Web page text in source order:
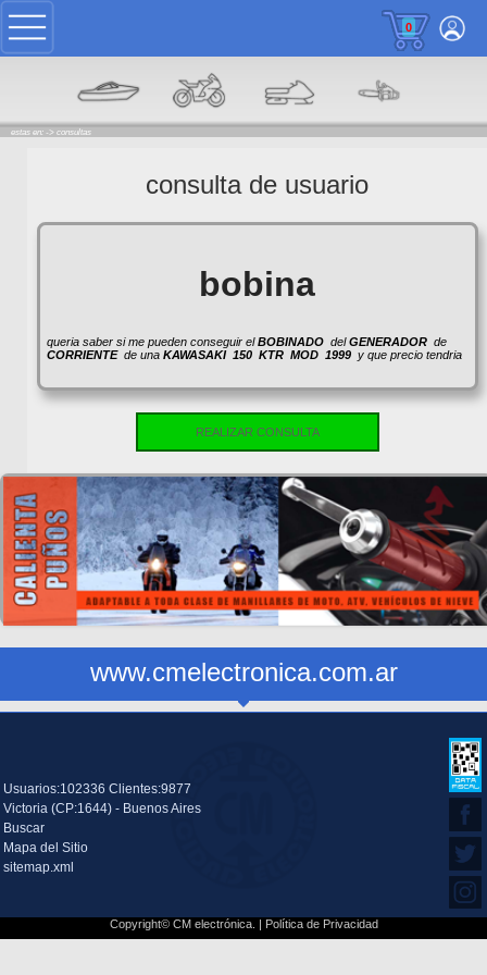
0
estas en: -> consultas
consulta de usuario
bobina
queria saber si me pueden conseguir elBOBINADOdelGENERADORde
CORRIENTEde una KAWASAKI 150 KTR MOD 1999y que precio tendria
REALIZAR CONSULTA
www.cmelectronica.com.ar
Usuarios:102336 Clientes:9877
Victoria (CP:1644) - Buenos Aires
Buscar
Mapa del Sitio
sitemap.xml
Copyright© CM electrónica. | Política de Privacidad